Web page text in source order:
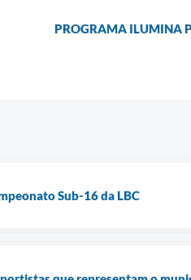
PROGRAMA ILUMINA
Sub-16 da LBC